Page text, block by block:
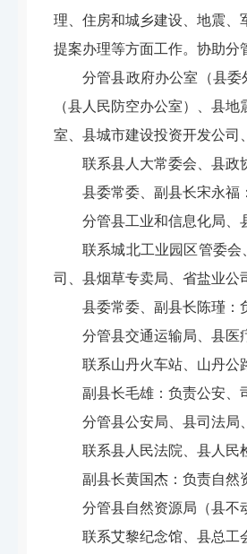
理、住房和城乡建设、地震、
提案办理等方面工作。协助分
分管县政府办公室（县
（县人 民防空办公室）、县地
室、 县城市建设投资开发公司
联系县人大常委会、县政
县委常委、副县长宋永福：
分管县工业和信息化局、
联系城北工业园区管委会
司、县烟草专卖局、省盐业公
县委常委、副县长陈瑾：
分管县交通运输局、 县医
联系山丹火车站、山丹公
副县长毛雄： 负责公安、
分管县公安局、县司法局
联系县人民法院、县人民检
副县长黄国杰： 负责自然
分管县自然资源局（县不
联系艾黎纪念馆、县总工